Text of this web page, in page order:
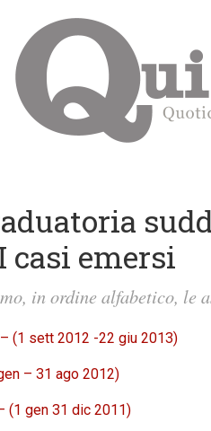
casi emersi
in ordine alfabetico, le
– (1 sett 2012 -22 giu 2013)
– 31 ago 2012)
(1 gen 31 dic 2011)